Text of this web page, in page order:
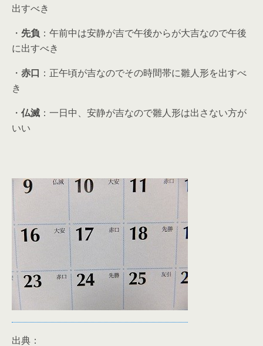
出すべき
・ 先負 ：午前中は安静が吉で午後からが大吉なので午後
に出すべき
・ 赤口 ：正午頃が吉なのでその時間帯に雛人形を出すべ
き
・ 仏滅 ：一日中、安静が吉なので雛人形は出さない方が
いい
出典：